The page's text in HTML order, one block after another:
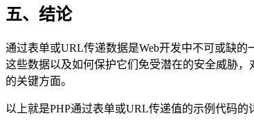
五、结论
通过表单或URL传递数据是Web开发中不可或缺
这些数据以及如何保护它们免受潜在的安全威胁
的关键方面。
以上就是PHP通过表单或URL传递值的示例代码